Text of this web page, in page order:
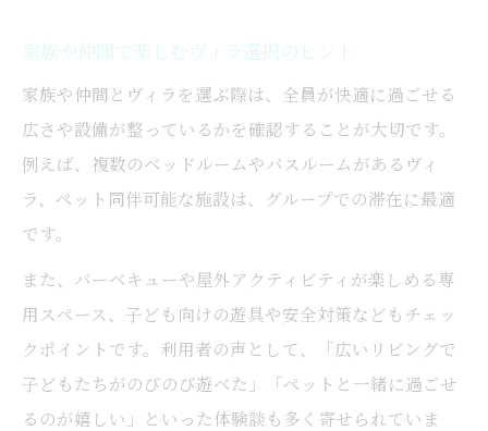
家族や仲間で楽しむヴィラ選択のヒント
家族や仲間とヴィラを選ぶ際は、全員が快適に過ごせる
広さや設備が整っているかを確認することが大切です。
例えば、複数のベッドルームやバスルームがあるヴィ
ラ、ペット同伴可能な施設は、グループでの滞在に最適
です。
また、バーベキューや屋外アクティビティが楽しめる専
用スペース、子ども向けの遊具や安全対策などもチェッ
クポイントです。利用者の声として、「広いリビングで
子どもたちがのびのび遊べた」「ペットと一緒に過ごせ
るのが嬉しい」といった体験談も多く寄せられていま